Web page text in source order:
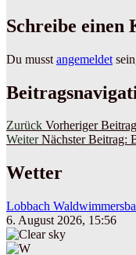
Schreibe einen
Du musst angemeldet
Zurück Vorheriger
Weiter Nächster Beitrag:
Wetter
Lobbach
6. August 2026, 15:56